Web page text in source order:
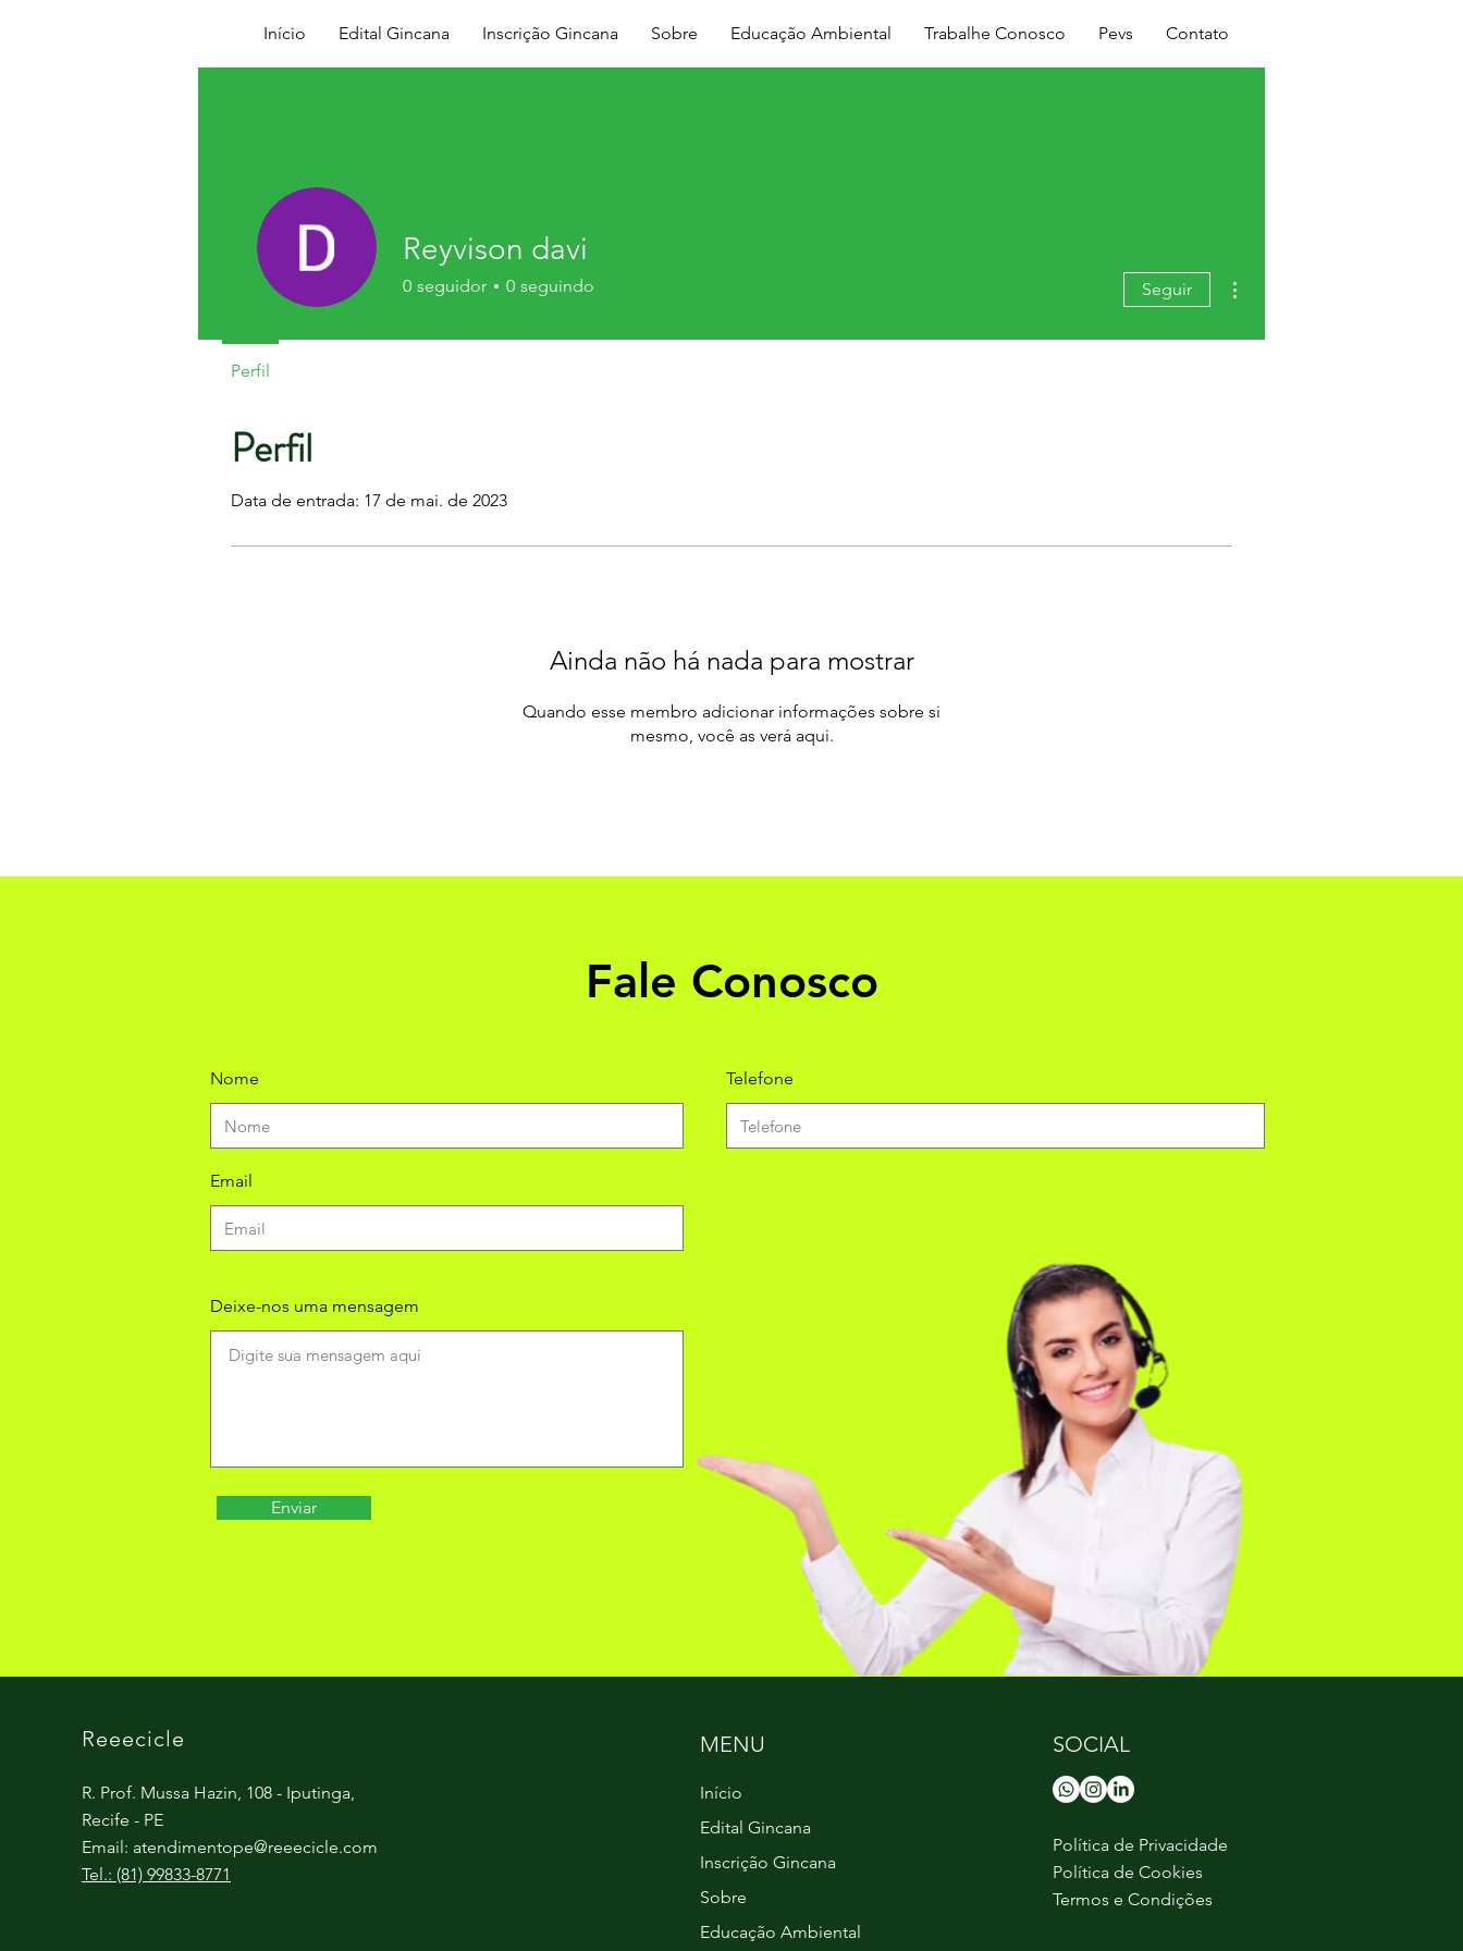
Início Edital Gincana Inscrição Gincana Sobre Educação Ambiental Trabalhe Conosco Pevs Contato
Perfil
Data de entrada: 17 de mai. de 2023
Ainda não há nada para mostrar
Quando esse membro adicionar informações sobre si
mesmo, você as verá aqui.
Reyvison davi
0 seguidor 0 seguindo Seguir
Perfil
Fale Conosco
Nome Telefone
Email
Deixe-nos uma mensagem
Enviar
Reeecicle
R. Prof. Mussa Hazin, 108 - Iputinga,
Recife - PE
Email: atendimentope@reeecicle.com
Tel.: (81) 99833-8771
MENU
Início
Edital Gincana
Inscrição Gincana
Sobre
Educação Ambiental
SOCIAL
Política de Privacidade
Política de Cookies
Termos e Condições